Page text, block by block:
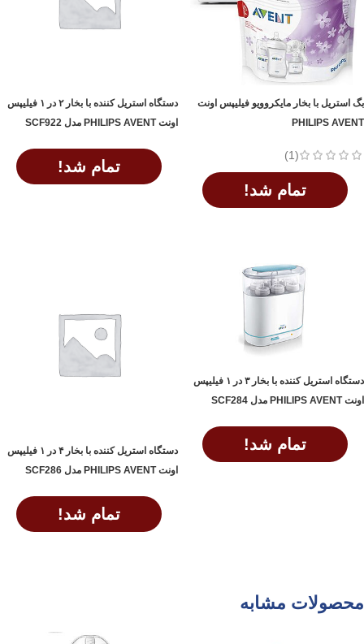
بگ استریل با بخار مایکروویو فیلیپس اونت
PHILIPS AVENT
(1)
تمام شد!
دستگاه استریل کننده با بخار ۲ در ۱ فیلیپس
اونت PHILIPS AVENT مدل SCF922
تمام شد!
دستگاه استریل کننده با بخار ۳ در ۱ فیلیپس
اونت PHILIPS AVENT مدل SCF284
تمام شد!
دستگاه استریل کننده با بخار ۴ در ۱ فیلیپس
اونت PHILIPS AVENT مدل SCF286
تمام شد!
محصولات مشابه